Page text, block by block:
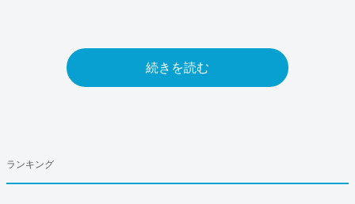
続きを読む
ランキング